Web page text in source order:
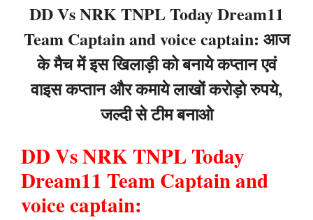
DD Vs NRK TNPL Today Dream11
Team Captain and voice captain: आज
के मैच में इस खिलाड़ी को बनाये कप्तान एवं
वाइस कप्तान और कमाये लाखों करोड़ो रुपये,
जल्दी से टीम बनाओ
DD Vs NRK TNPL Today
Dream11 Team Captain and
voice captain: